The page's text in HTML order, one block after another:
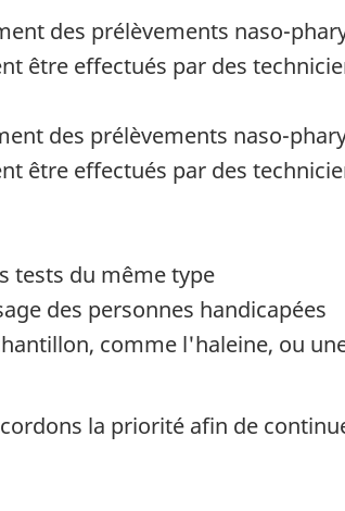
des prélèvements naso-
être effectués par des
des prélèvements naso-
être effectués par des
tests du même type
des personnes handicapées
comme l'haleine, ou
la priorité afin de